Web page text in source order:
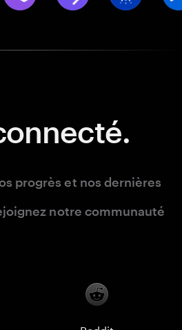
progrès et nos dernières
notre communauté